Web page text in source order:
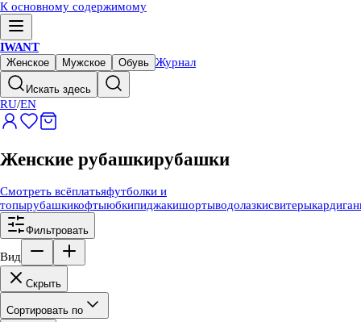
К основному содержимому
IWANT
Женское Мужское Обувь Журнал
Искать здесь
RU/EN
Женские рубашкирубашки
Смотреть всёплатьяфутболки и
топырубашкикофтыюбкипиджакишортыводолазкисвитеры
Фильтровать
Вид
Скрыть
Сортировать по